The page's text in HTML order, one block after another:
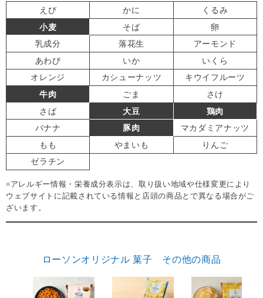
えび かに
くるみ
小麦
そば
卵
乳成分
落花生
アーモンド
あわび
いか
いくら
オレンジ
カシューナッツ
キウイフルーツ
牛肉
ごま
さけ
さば
大豆
鶏肉
バナナ
豚肉
マカダミアナッツ
もも
やまいも
りんご
ゼラチン
※アレルギー情報・栄養成分表示は、取り扱い地域や仕様変更により
ウェブサイトに記載されている情報と店頭の商品とで異なる場合がご
ざいます。
ローソンオリジナル 菓子 その他の商品